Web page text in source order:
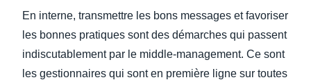
En interne, transmettre les bons messages et favoriser
les bonnes pratiques sont des démarches qui passent
indiscutablement par le middle-management. Ce sont
les gestionnaires qui sont en première ligne sur toutes